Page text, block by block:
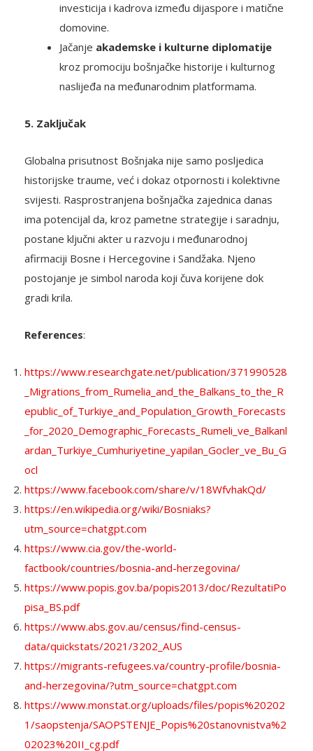
investicija i kadrova između dijaspore i matične
domovine.
Jačanje akademske i kulturne diplomatije
kroz promociju bošnjačke historije i kulturnog
naslijeđa na međunarodnim platformama.
5. Zaključak
Globalna prisutnost Bošnjaka nije samo posljedica
historijske traume, već i dokaz otpornosti i kolektivne
svijesti. Rasprostranjena bošnjačka zajednica danas
ima potencijal da, kroz pametne strategije i saradnju,
postane ključni akter u razvoju i međunarodnoj
afirmaciji Bosne i Hercegovine i Sandžaka. Njeno
postojanje je simbol naroda koji čuva korijene dok
gradi krila.
References:
https://www.researchgate.net/publication/371990528
_Migrations_from_Rumelia_and_the_Balkans_to_the_R
epublic_of_Turkiye_and_Population_Growth_Forecasts
_for_2020_Demographic_Forecasts_Rumeli_ve_Balkanl
ardan_Turkiye_Cumhuriyetine_yapilan_Gocler_ve_Bu_G
ocl
https://www.facebook.com/share/v/18WfvhakQd/
https://en.wikipedia.org/wiki/Bosniaks?
utm_source=chatgpt.com
https://www.cia.gov/the-world-
factbook/countries/bosnia-and-herzegovina/
https://www.popis.gov.ba/popis2013/doc/RezultatiPo
pisa_BS.pdf
https://www.abs.gov.au/census/find-census-
data/quickstats/2021/3202_AUS
https://migrants-refugees.va/country-profile/bosnia-
and-herzegovina/?utm_source=chatgpt.com
https://www.monstat.org/uploads/files/popis%20202
1/saopstenja/SAOPSTENJE_Popis%20stanovnistva%2
02023%20II_cg.pdf